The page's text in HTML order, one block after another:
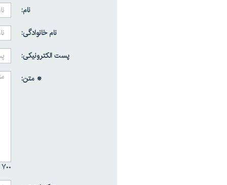
نام:
نام خانوادگی:
پست الکترونیکی:
* متن:
۷۰۰ /